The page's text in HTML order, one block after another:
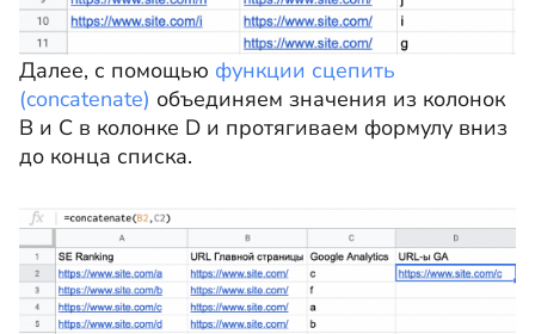
Далее, с помощью функции сцепить
(concatenate) объединяем значения из колонок
B и C в колонке D и протягиваем формулу вниз
до конца списка.